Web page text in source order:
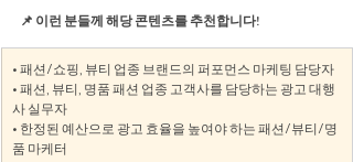
📌 이런 분들께 해당 콘텐츠를 추천합니다!
• 패션/쇼핑, 뷰티 업종 브랜드의 퍼포먼스 마케팅 담당자
• 패션, 뷰티, 명품 패션 업종 고객사를 담당하는 광고 대행
사 실무자
• 한정된 예산으로 광고 효율을 높여야 하는 패션/뷰티/명
품 마케터